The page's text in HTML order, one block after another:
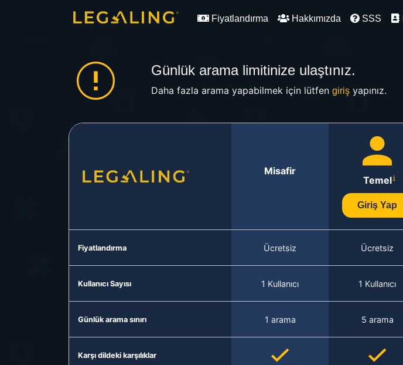
Fiyatlandırma Hakkımızda SSS
Günlük arama limitinize ulaştınız.
Daha fazla arama yapabilmek için lütfen girişyapınız.
Misafir
Temel
Giriş Yap
Fiyatlandırma Ücretsiz Ücretsiz
Kullanıcı Sayısı 1 Kullanıcı 1 Kullanıcı
Günlük arama sınırı 1 arama 5 arama
Karşı dildeki karşılıklar